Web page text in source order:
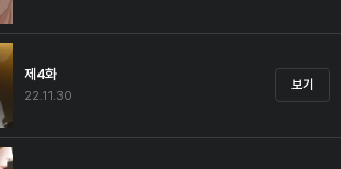
제4화
22.11.30
보기